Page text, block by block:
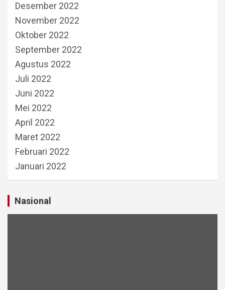
Desember 2022
November 2022
Oktober 2022
September 2022
Agustus 2022
Juli 2022
Juni 2022
Mei 2022
April 2022
Maret 2022
Februari 2022
Januari 2022
Nasional